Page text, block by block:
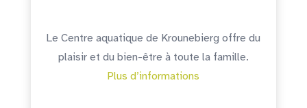
Le Centre aquatique de Krounebierg offre du
plaisir et du bien-être à toute la famille.
Plus d’informations